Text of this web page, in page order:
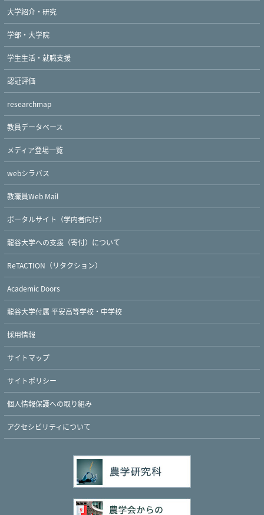
大学紹介・研究
学部・大学院
学生生活・就職支援
認証評価
researchmap
教員データベース
メディア登場一覧
webシラバス
教職員Web Mail
ポータルサイト（学内者向け）
龍谷大学への支援（寄付）について
ReTACTION（リタクション）
Academic Doors
龍谷大学付属 平安高等学校・中学校
採用情報
サイトマップ
サイトポリシー
個人情報保護への取り組み
アクセシビリティについて